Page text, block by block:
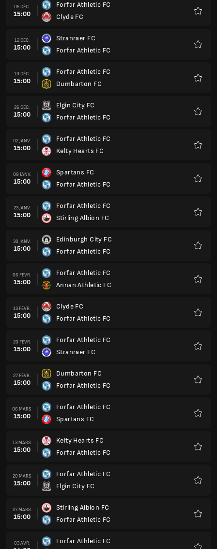
05 DÉC.
15:00
Forfar Athletic FC
Clyde FC
12 DÉC.
15:00
Stranraer FC
Forfar Athletic FC
19 DÉC.
15:00
Forfar Athletic FC
Dumbarton FC
26 DÉC.
15:00
Elgin City FC
Forfar Athletic FC
02 JANV.
15:00
Forfar Athletic FC
Kelty Hearts FC
09 JANV.
15:00
Spartans FC
Forfar Athletic FC
23 JANV.
15:00
Forfar Athletic FC
Stirling Albion FC
30 JANV.
15:00
Edinburgh City FC
Forfar Athletic FC
06 FÉVR.
15:00
Forfar Athletic FC
Annan Athletic FC
13 FÉVR.
15:00
Clyde FC
Forfar Athletic FC
20 FÉVR.
15:00
Forfar Athletic FC
Stranraer FC
27 FÉVR.
15:00
Dumbarton FC
Forfar Athletic FC
06 MARS
15:00
Forfar Athletic FC
Spartans FC
13 MARS
15:00
Kelty Hearts FC
Forfar Athletic FC
20 MARS
15:00
Forfar Athletic FC
Elgin City FC
27 MARS
15:00
Stirling Albion FC
Forfar Athletic FC
03 AVR. Forfar Athletic FC